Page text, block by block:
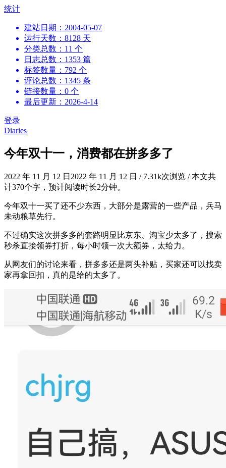
跳
统计
建站日期：2004-05-07
运行天数：8128 天
分类总数：11 个
日志总数：1353 篇
标签数量：792 个
评论总数：1345 条
链接数量：0 个
最后更新：2026-4-14
登录
Diaries
今年双十一，消费都在拼多多了
2022 年 11 月 12 日 2022 年 11 月 12 日 /7.31k次浏览 /本文共
计370个字，预计阅读时长2分钟。
今年双十一买了还不少东西，大部分是露营的一些产品，兵马
未动粮草先行。
不过确实这次拼多多的套路明显比京东、淘宝少太多了，搜索
秒杀直接领券打折，每小时领一次大额券，太给力。
从网友们的讨论来看，拼多多还是两头补贴，买家还可以找卖
家再拿回扣，真的是给的太多了。